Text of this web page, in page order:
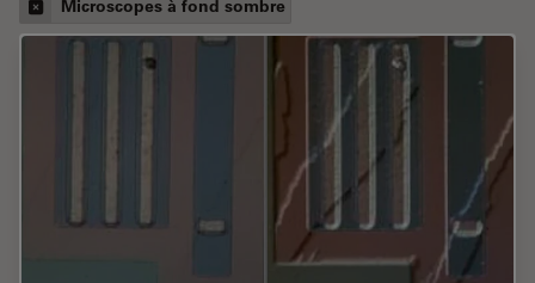
Microscopes à fond sombre